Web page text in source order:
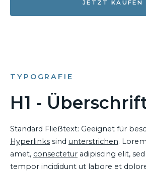
JETZT KAUFEN
TYPOGRAFIE
H1 -
Standard Fließtext: Geeignet für
Hyperlinks sind unterstrichen.
amet, consectetur adipiscing elit,
tempor incididunt ut labore et